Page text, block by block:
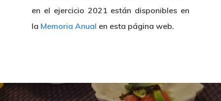
en el ejercicio 2021 están disponibles en
la Memoria Anual en esta página web.